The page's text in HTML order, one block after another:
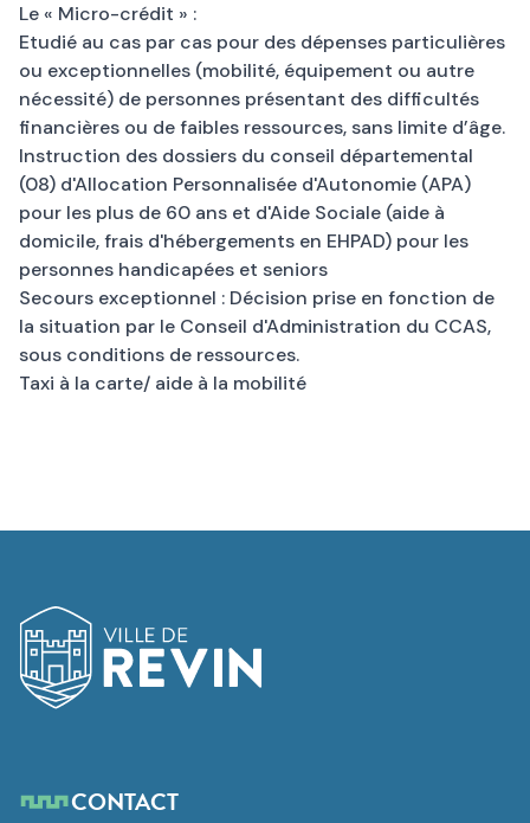
Le « Micro-crédit » :
Etudié au cas par cas pour des dépenses particulières
ou exceptionnelles (mobilité, équipement ou autre
nécessité) de personnes présentant des difficultés
financières ou de faibles ressources, sans limite d’âge.
Instruction des dossiers du conseil départemental
(08) d'Allocation Personnalisée d'Autonomie (APA)
pour les plus de 60 ans et d'Aide Sociale (aide à
domicile, frais d'hébergements en EHPAD) pour les
personnes handicapées et seniors
Secours exceptionnel : Décision prise en fonction de
la situation par le Conseil d'Administration du CCAS,
sous conditions de ressources.
Taxi à la carte/ aide à la mobilité
CONTACT